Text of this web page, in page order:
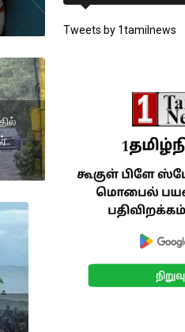
Tweets by 1tamilnews